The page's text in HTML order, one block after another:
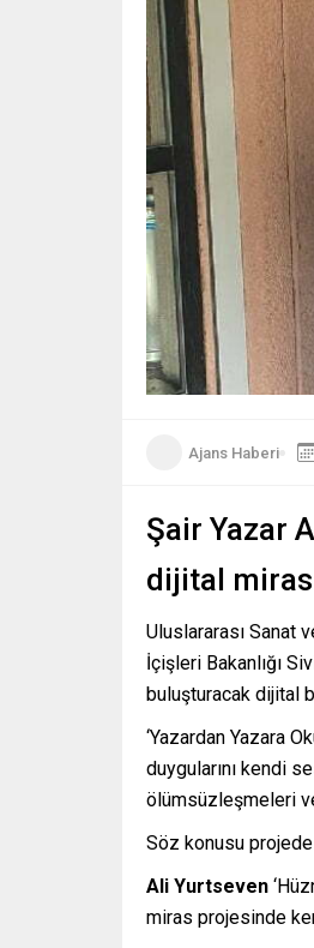
Ajans Haberi
Şair Yazar
dijital miras
Uluslararası Sanat
İçişleri Bakanlığı
buluşturacak dijital
‘Yazardan Yazara
duygularını kendi
ölümsüzleşmeleri
Söz konusu projede
Ali Yurtseven
miras projesinde